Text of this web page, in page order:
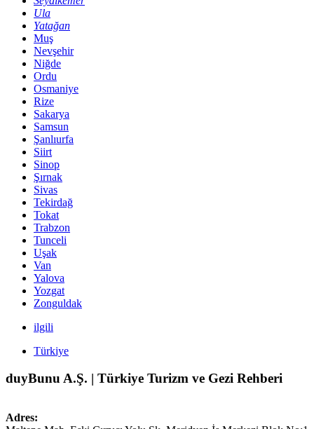
Ula
Yatağan
Muş
Nevşehir
Niğde
Ordu
Osmaniye
Rize
Sakarya
Samsun
Şanlıurfa
Siirt
Sinop
Şırnak
Sivas
Tekirdağ
Tokat
Trabzon
Tunceli
Uşak
Van
Yalova
Yozgat
Zonguldak
ilgili
Türkiye
duyBunu A.Ş. | Türkiye Turizm ve Gezi Rehberi
Adres: